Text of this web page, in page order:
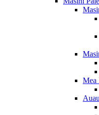
Mea